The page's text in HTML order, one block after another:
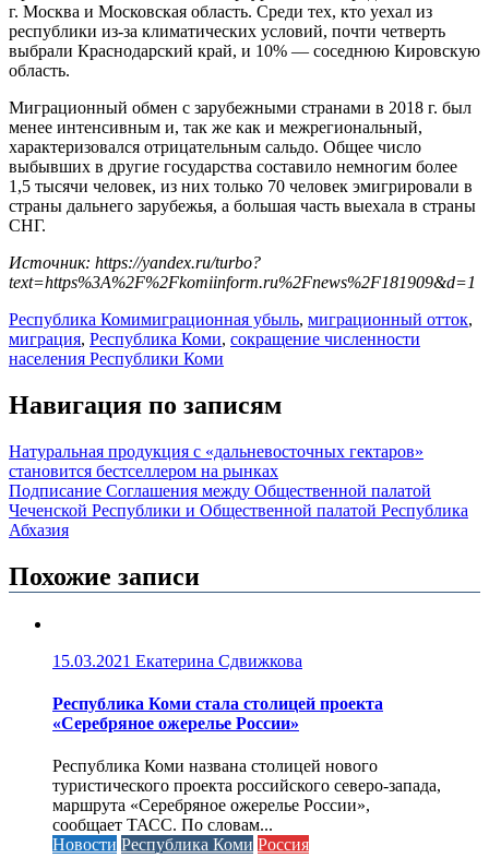
г. Москва и Московская область. Среди тех, кто уехал из
республики из-за климатических условий, почти четверть
выбрали Краснодарский край, и 10% — соседнюю Кировскую
область.
Миграционный обмен с зарубежными странами в 2018 г. был
менее интенсивным и, так же как и межрегиональный,
характеризовался отрицательным сальдо. Общее число
выбывших в другие государства составило немногим более
1,5 тысячи человек, из них только 70 человек эмигрировали в
страны дальнего зарубежья, а большая часть выехала в страны
СНГ.
Источник: https://yandex.ru/turbo?
text=https%3A%2F%2Fkomiinform.ru%2Fnews%2F181909&d=1
Республика Комимиграционная убыль, миграционный отток,
миграция, Республика Коми, сокращение численности
населения Республики Коми
Навигация по записям
Натуральная продукция с «дальневосточных гектаров»
становится бестселлером на рынках
Подписание Соглашения между Общественной палатой
Чеченской Республики и Общественной палатой Республика
Абхазия
Похожие записи
15.03.2021 Екатерина Сдвижкова
Республика Коми стала столицей проекта
«Серебряное ожерелье России»
Республика Коми названа столицей нового
туристического проекта российского северо-запада,
маршрута «Серебряное ожерелье России»,
сообщает ТАСС. По словам...
Новости Республика Коми Россия